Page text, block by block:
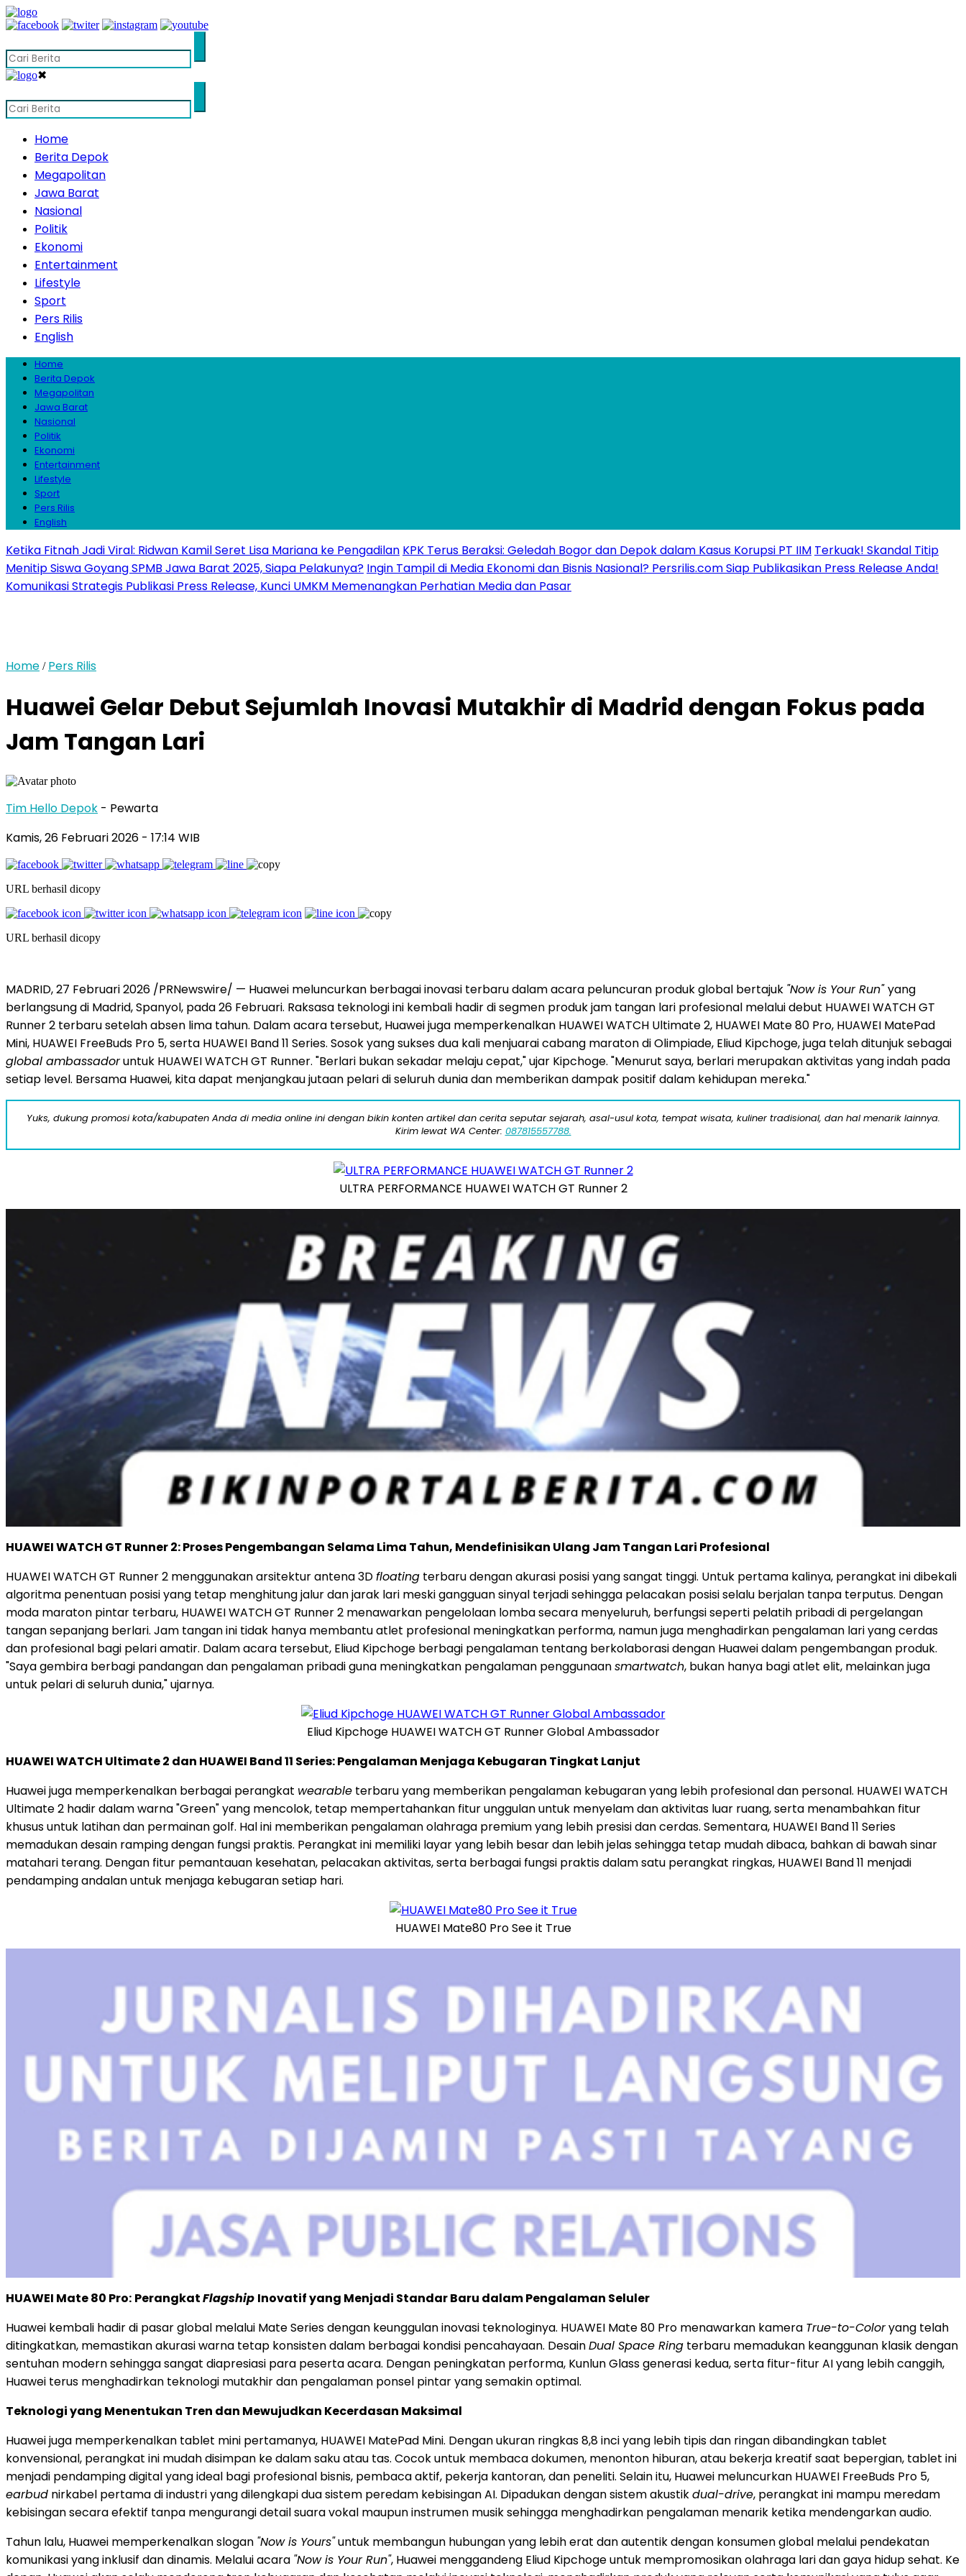
✖
Home
Berita Depok
Megapolitan
Jawa Barat
Nasional
Politik
Ekonomi
Entertainment
Lifestyle
Sport
Pers Rilis
English
Home
Berita Depok
Megapolitan
Jawa Barat
Nasional
Politik
Ekonomi
Entertainment
Lifestyle
Sport
Pers Rilis
English
Ketika Fitnah Jadi Viral: Ridwan Kamil Seret Lisa Mariana ke Pengadilan KPK Terus Beraksi: Geledah Bogor dan Depok dalam Kasus Korupsi PT IIM Terkuak! Skandal Titip
Menitip Siswa Goyang SPMB Jawa Barat 2025, Siapa Pelakunya? Ingin Tampil di Media Ekonomi dan Bisnis Nasional? Persrilis.com Siap Publikasikan Press Release Anda!
Komunikasi Strategis Publikasi Press Release, Kunci UMKM Memenangkan Perhatian Media dan Pasar
Home / Pers Rilis
Huawei Gelar Debut Sejumlah Inovasi Mutakhir di Madrid dengan Fokus pada
Jam Tangan Lari
Tim Hello Depok - Pewarta
Kamis, 26 Februari 2026 - 17:14 WIB
URL berhasil dicopy
URL berhasil dicopy
MADRID,27 Februari 2026 /PRNewswire/ — Huawei meluncurkan berbagai inovasi terbaru dalam acara peluncuran produk global bertajuk "Now is Your Run"yang
berlangsung di Madrid, Spanyol, pada 26 Februari. Raksasa teknologi ini kembali hadir di segmen produk jam tangan lari profesional melalui debut HUAWEI WATCH GT
Runner 2 terbaru setelah absen lima tahun. Dalam acara tersebut, Huawei juga memperkenalkan HUAWEI WATCH Ultimate 2, HUAWEI Mate 80 Pro, HUAWEI MatePad
Mini, HUAWEI FreeBuds Pro 5, serta HUAWEI Band 11 Series. Sosok yang sukses dua kali menjuarai cabang maraton di Olimpiade, Eliud Kipchoge, juga telah ditunjuk sebagai
global ambassadoruntuk HUAWEI WATCH GT Runner. "Berlari bukan sekadar melaju cepat," ujar Kipchoge. "Menurut saya, berlari merupakan aktivitas yang indah pada
setiap level. Bersama Huawei, kita dapat menjangkau jutaan pelari di seluruh dunia dan memberikan dampak positif dalam kehidupan mereka."
Yuks, dukung promosi kota/kabupaten Anda di media online ini dengan bikin konten artikel dan cerita seputar sejarah, asal-usul kota, tempat wisata, kuliner tradisional, dan hal menarik lainnya.
Kirim lewat WA Center: 087815557788.
ULTRA PERFORMANCE HUAWEI WATCH GT Runner 2
HUAWEI WATCH GT Runner 2: Proses Pengembangan Selama Lima Tahun, Mendefinisikan Ulang Jam Tangan Lari Profesional
HUAWEI WATCH GT Runner 2 menggunakan arsitektur antena 3Dfloating terbaru dengan akurasi posisi yang sangat tinggi. Untuk pertama kalinya, perangkat ini dibekali
algoritma penentuan posisi yang tetap menghitung jalur dan jarak lari meski gangguan sinyal terjadi sehingga pelacakan posisi selalu berjalan tanpa terputus. Dengan
moda maraton pintar terbaru, HUAWEI WATCH GT Runner 2 menawarkan pengelolaan lomba secara menyeluruh, berfungsi seperti pelatih pribadi di pergelangan
tangan sepanjang berlari. Jam tangan ini tidak hanya membantu atlet profesional meningkatkan performa, namun juga menghadirkan pengalaman lari yang cerdas
dan profesional bagi pelari amatir. Dalam acara tersebut, Eliud Kipchoge berbagi pengalaman tentang berkolaborasi dengan Huawei dalam pengembangan produk.
"Saya gembira berbagi pandangan dan pengalaman pribadi guna meningkatkan pengalaman penggunaansmartwatch, bukan hanya bagi atlet elit, melainkan juga
untuk pelari di seluruh dunia," ujarnya.
Eliud Kipchoge HUAWEI WATCH GT Runner Global Ambassador
HUAWEI WATCH Ultimate 2 dan HUAWEI Band 11 Series: Pengalaman Menjaga Kebugaran Tingkat Lanjut
Huawei juga memperkenalkan berbagai perangkat wearable terbaru yang memberikan pengalaman kebugaran yang lebih profesional dan personal. HUAWEI WATCH
Ultimate 2 hadir dalam warna "Green" yang mencolok, tetap mempertahankan fitur unggulan untuk menyelam dan aktivitas luar ruang, serta menambahkan fitur
khusus untuk latihan dan permainan golf. Hal ini memberikan pengalaman olahraga premium yang lebih presisi dan cerdas. Sementara, HUAWEI Band 11 Series
memadukan desain ramping dengan fungsi praktis. Perangkat ini memiliki layar yang lebih besar dan lebih jelas sehingga tetap mudah dibaca, bahkan di bawah sinar
matahari terang. Dengan fitur pemantauan kesehatan, pelacakan aktivitas, serta berbagai fungsi praktis dalam satu perangkat ringkas, HUAWEI Band 11 menjadi
pendamping andalan untuk menjaga kebugaran setiap hari.
HUAWEI Mate80 Pro See it True
HUAWEI Mate 80 Pro: PerangkatFlagship Inovatif yang Menjadi Standar Baru dalam Pengalaman Seluler
Huawei kembali hadir di pasar global melalui Mate Series dengan keunggulan inovasi teknologinya. HUAWEI Mate 80 Pro menawarkan kamera True-to-Coloryang telah
ditingkatkan, memastikan akurasi warna tetap konsisten dalam berbagai kondisi pencahayaan. DesainDual Space Ring terbaru memadukan keanggunan klasik dengan
sentuhan modern sehingga sangat diapresiasi para peserta acara. Dengan peningkatan performa, Kunlun Glass generasi kedua, serta fitur-fitur AI yang lebih canggih,
Huawei terus menghadirkan teknologi mutakhir dan pengalaman ponsel pintar yang semakin optimal.
Teknologi yang Menentukan Tren dan Mewujudkan Kecerdasan Maksimal
Huawei juga memperkenalkan tablet mini pertamanya, HUAWEI MatePad Mini. Dengan ukuran ringkas 8,8 inci yang lebih tipis dan ringan dibandingkan tablet
konvensional, perangkat ini mudah disimpan ke dalam saku atau tas. Cocok untuk membaca dokumen, menonton hiburan, atau bekerja kreatif saat bepergian, tablet ini
menjadi pendamping digital yang ideal bagi profesional bisnis, pembaca aktif, pekerja kantoran, dan peneliti. Selain itu, Huawei meluncurkan HUAWEI FreeBuds Pro 5,
earbud nirkabel pertama di industri yang dilengkapi dua sistem peredam kebisingan AI. Dipadukan dengan sistem akustikdual-drive, perangkat ini mampu meredam
kebisingan secara efektif tanpa mengurangi detail suara vokal maupun instrumen musik sehingga menghadirkan pengalaman menarik ketika mendengarkan audio.
Tahun lalu, Huawei memperkenalkan slogan "Now is Yours"untuk membangun hubungan yang lebih erat dan autentik dengan konsumen global melalui pendekatan
komunikasi yang inklusif dan dinamis. Melalui acara "Now is Your Run", Huawei menggandeng Eliud Kipchoge untuk mempromosikan olahraga lari dan gaya hidup sehat. Ke